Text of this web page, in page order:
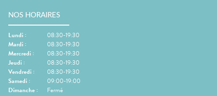
NOS HORAIRES
Lundi :
08:30-19:30
Mardi :
08:30-19:30
Mercredi :
08:30-19:30
Jeudi :
08:30-19:30
Vendredi :
08:30-19:30
Samedi :
09:00-19:00
Dimanche : Fermé